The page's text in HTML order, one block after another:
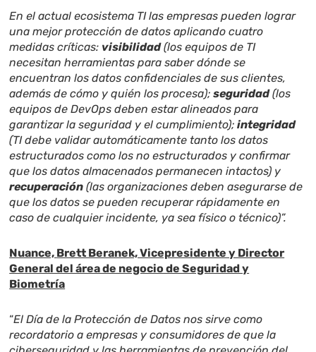
En el actual ecosistema TI las empresas pueden lograr
una mejor protección de datos aplicando cuatro
medidas críticas: visibilidad(los equipos de TI
necesitan herramientas para saber dónde se
encuentran los datos confidenciales de sus clientes,
además de cómo y quién los procesa);seguridad(los
equipos de DevOps deben estar alineados para
garantizar la seguridad y el cumplimiento);integridad
(TI debe validar automáticamente tanto los datos
estructurados como los no estructurados y confirmar
que los datos almacenados permanecen intactos) y
recuperación (las organizaciones deben asegurarse de
que los datos se pueden recuperar rápidamente en
caso de cualquier incidente, ya sea físico o técnico)”.
Nuance, Brett Beranek, Vicepresidente y Director
General del área de negocio de Seguridad y
Biometría
“El Día de la Protección de Datos nos sirve como
recordatorio a empresas y consumidores de que la